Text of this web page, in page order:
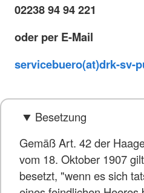
02238 94 94 221
oder per E-Mail
servicebuero(at)drk-sv-
Besetzung
Gemäß Art. 42 der
vom 18. Oktober 1907
besetzt, "wenn es sich